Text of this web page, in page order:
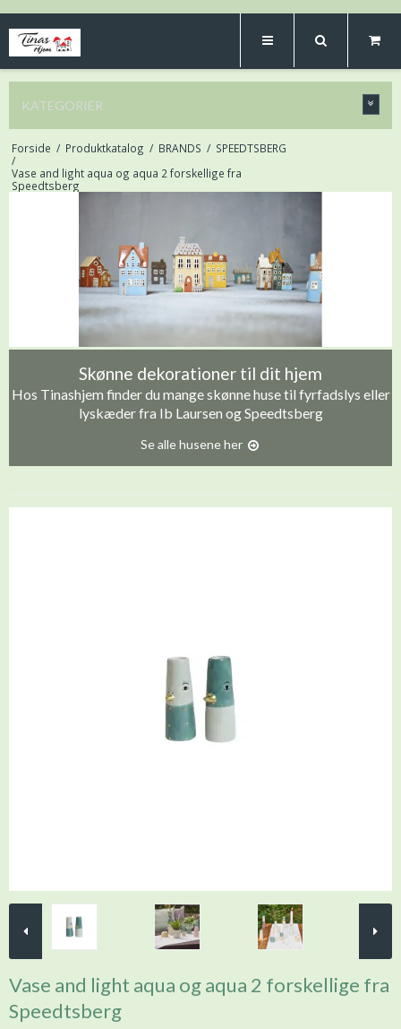
KATEGORIER
Forside / Produktkatalog / BRANDS / SPEEDTSBERG
/
Vase and light aqua og aqua 2 forskellige fra
Speedtsberg
Skønne dekorationer til dit hjem
Hos Tinashjem finder du mange skønne huse til fyrfadslys eller
lyskæder fra Ib Laursen og Speedtsberg
Se alle husene her
Vase and light aqua og aqua 2 forskellige fra
Speedtsberg